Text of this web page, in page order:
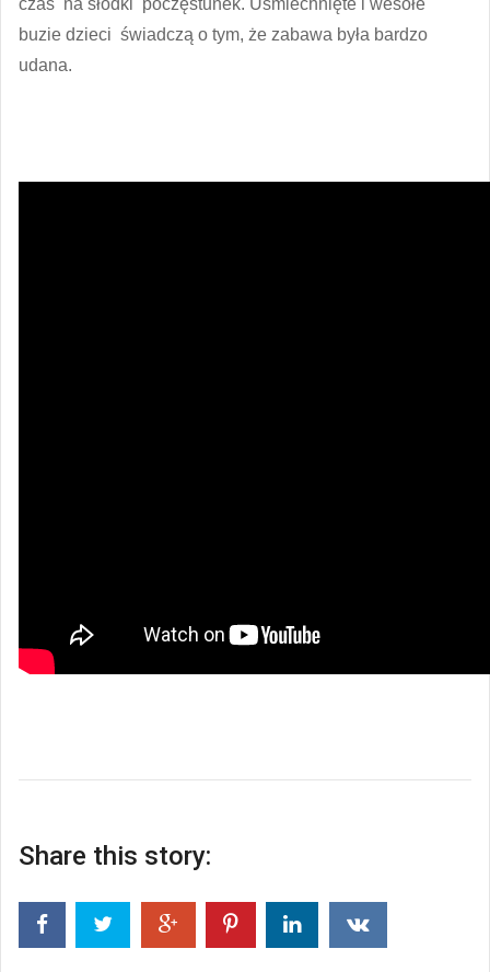
czas na słodki poczęstunek. Uśmiechnięte i wesołe
buzie dzieci świadczą o tym, że zabawa była bardzo
udana.
Share this story: